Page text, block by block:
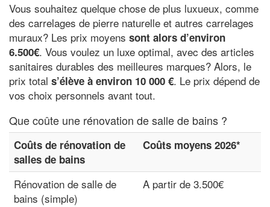
Vous souhaitez quelque chose de plus luxueux, comme
des carrelages de pierre naturelle et autres carrelages
muraux? Les prix moyens sont alors d’environ
6.500€. Vous voulez un luxe optimal, avec des articles
sanitaires durables des meilleures marques? Alors, le
prix total s’élève à environ 10 000 €. Le prix dépend de
vos choix personnels avant tout.
Que coûte une rénovation de salle de bains ?
Coûts de rénovation de
salles de bains
Coûts moyens 2026*
Rénovation de salle de
bains (simple)
A partir de 3.500€